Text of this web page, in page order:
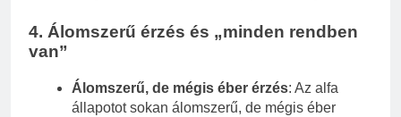
4. Álomszerű érzés és „minden rendben
van”
Álomszerű, de mégis éber érzés: Az alfa
állapotot sokan álomszerű, de mégis éber